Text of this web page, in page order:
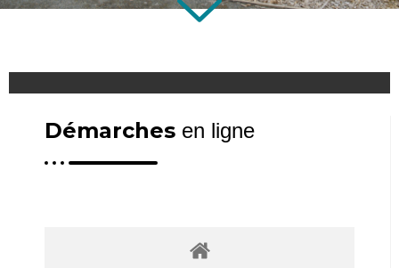
Démarches en ligne